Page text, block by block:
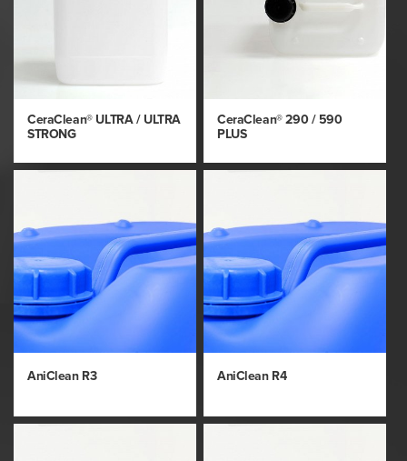
CeraClean® ULTRA / ULTRA
STRONG
CeraClean® 290 / 590
PLUS
AniClean R3 AniClean R4